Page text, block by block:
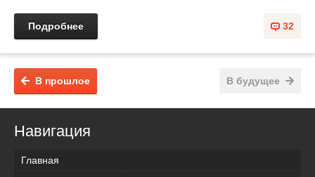
32
Подробнее
В будущее
В прошлое
Навигация
Главная